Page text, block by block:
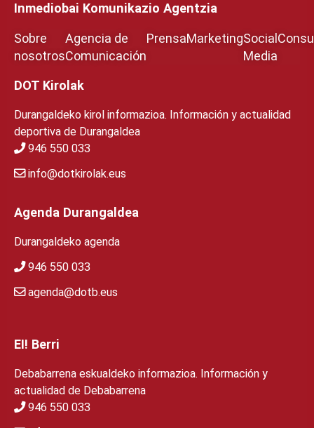
Inmediobai Komunikazio Agentzia
Sobre
nosotros
Agencia de
Comunicación
PrensaMarketingSocial
Media
DOT Kirolak
Durangaldeko kirol informazioa. Información y actualidad
deportiva de Durangaldea
946 550 033
info@dotkirolak.eus
Agenda Durangaldea
Durangaldeko agenda
946 550 033
agenda@dotb.eus
EI! Berri
Debabarrena eskualdeko informazioa. Información y
actualidad de Debabarrena
946 550 033